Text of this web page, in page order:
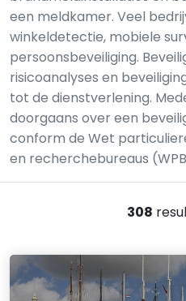
een meldkamer. Veel
winkeldetectie, mobiele
persoonsbeveiliging.
risicoanalyses en
tot de dienstverlening.
doorgaans over een
conform de Wet
en recherchebureaus
308